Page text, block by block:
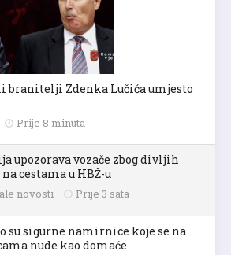
branitelji Zdenka Lučića umjesto
Prije 8 minuta
upozorava vozače zbog divljih
cestama u HBŽ-u
novosti Prije 3 sata
su sigurne namirnice koje se na
nude kao domaće